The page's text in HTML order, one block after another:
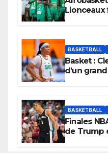
Lionceaux
BASKETBALL
Basket :
d’un
BASKETBALL
Finales
de Trump